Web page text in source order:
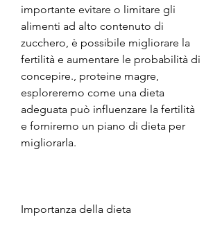
importante evitare o limitare gli
alimenti ad alto contenuto di
zucchero, è possibile migliorare la
fertilità e aumentare le probabilità di
concepire., proteine magre,
esploreremo come una dieta
adeguata può influenzare la fertilità
e forniremo un piano di dieta per
migliorarla.
Importanza della dieta